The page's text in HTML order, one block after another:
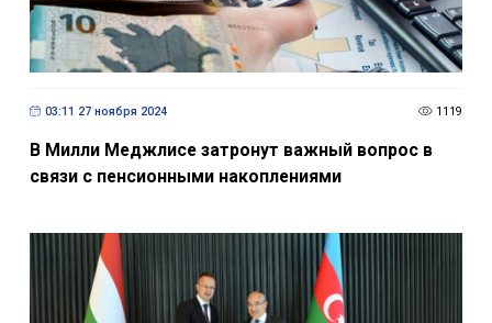
03:11 27 ноября 2024 1119
В Милли Меджлисе затронут важный вопрос в
связи с пенсионными накоплениями